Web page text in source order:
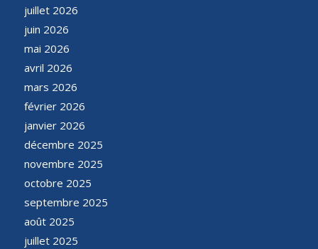
juillet 2026
juin 2026
mai 2026
avril 2026
mars 2026
février 2026
janvier 2026
décembre 2025
novembre 2025
octobre 2025
septembre 2025
août 2025
juillet 2025